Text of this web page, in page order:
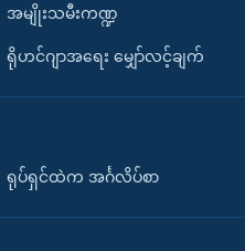
အမျိုးသမီးကဏ္ဍ
ရိုဟင်ဂျာအရေး မျှော်လင့်ချက်
ရုပ်ရှင်ထဲက အင်္ဂလိပ်စာ